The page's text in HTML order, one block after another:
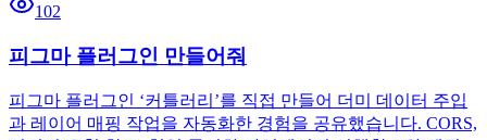
102
피그마 플러그인 만들어줘
피그마 플러그인 ‘커틀러리’를 직접 만들어 더미 데이터 주입
과 레이어 매핑 작업을 자동화한 경험을 공유했습니다. CORS,